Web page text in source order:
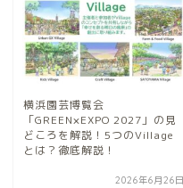
横浜園芸博覧会
「GREEN×EXPO 2027」の見
どころを解説！5つのVillage
とは？徹底解説！
2026年6月26日